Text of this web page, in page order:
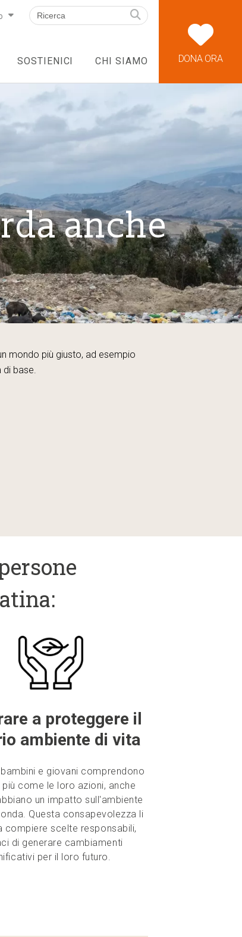
DONA ORA
SOSTIENICI CHI SIAMO
anche
mondo più giusto, ad esempio
di base.
a proteggere il
ambiente di vita
e giovani comprendono
come le loro azioni, anche
un impatto sull'ambiente
Questa consapevolezza li
compiere scelte responsabili,
di generare cambiamenti
per il loro futuro.